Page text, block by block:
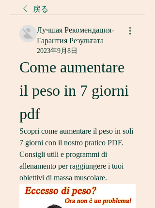
戻る
Лучшая Рекомендация-
Гарантия Результата
2023年9月8日
Come aumentare
il peso in 7 giorni
pdf
Scopri come aumentare il peso in soli
7 giorni con il nostro pratico PDF.
Consigli utili e programmi di
allenamento per raggiungere i tuoi
obiettivi di massa muscolare.